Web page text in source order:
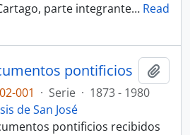
parte integrante… Read
pontificios
001 · Serie · 1873 - 1980
de San José
pontificios recibidos